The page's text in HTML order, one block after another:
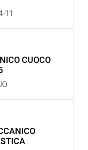
11
CUOCO